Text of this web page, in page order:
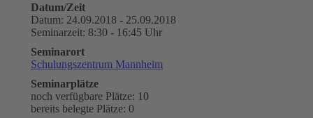
Datum/Zeit
Datum: 24.09.2018 - 25.09.2018
Seminarzeit: 8:30 - 16:45 Uhr
Seminarort
Schulungszentrum Mannheim
Seminarplätze
noch verfügbare Plätze: 10
bereits belegte Plätze: 0